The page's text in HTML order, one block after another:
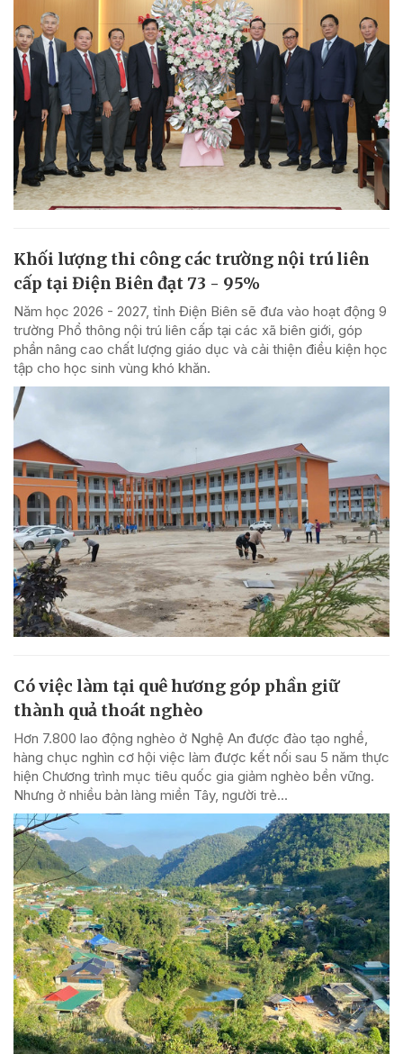
Khối lượng thi công các trường nội trú liên
cấp tại Điện Biên đạt 73 - 95%
Năm học 2026 - 2027, tỉnh Điện Biên sẽ đưa vào hoạt động 9
trường Phổ thông nội trú liên cấp tại các xã biên giới, góp
phần nâng cao chất lượng giáo dục và cải thiện điều kiện học
tập cho học sinh vùng khó khăn.
Có việc làm tại quê hương góp phần giữ
thành quả thoát nghèo
Hơn 7.800 lao động nghèo ở Nghệ An được đào tạo nghề,
hàng chục nghìn cơ hội việc làm được kết nối sau 5 năm thực
hiện Chương trình mục tiêu quốc gia giảm nghèo bền vững.
Nhưng ở nhiều bản làng miền Tây, người trẻ...